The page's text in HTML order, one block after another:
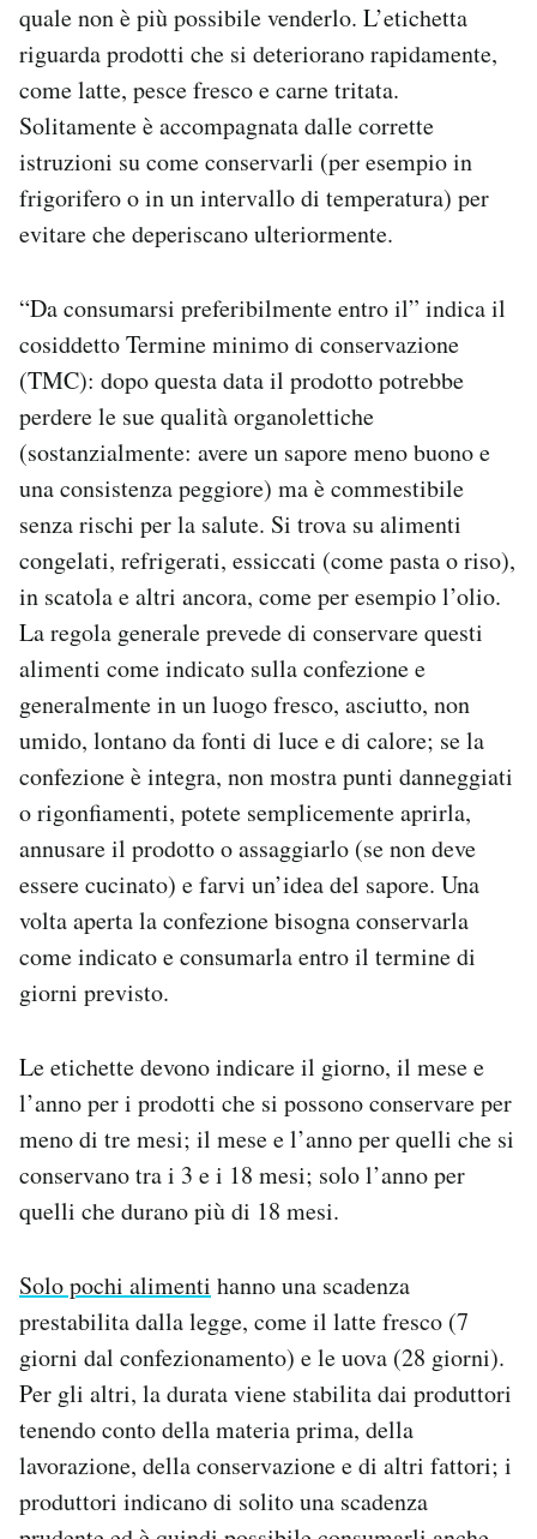
quale non è più possibile venderlo. L’etichetta
riguarda prodotti che si deteriorano rapidamente,
come latte, pesce fresco e carne tritata.
Solitamente è accompagnata dalle corrette
istruzioni su come conservarli (per esempio in
frigorifero o in un intervallo di temperatura) per
evitare che deperiscano ulteriormente.
“Da consumarsi preferibilmente entro il” indica il
cosiddetto Termine minimo di conservazione
(TMC): dopo questa data il prodotto potrebbe
perdere le sue qualità organolettiche
(sostanzialmente: avere un sapore meno buono e
una consistenza peggiore) ma è commestibile
senza rischi per la salute. Si trova su alimenti
congelati, refrigerati, essiccati (come pasta o riso),
in scatola e altri ancora, come per esempio l’olio.
La regola generale prevede di conservare questi
alimenti come indicato sulla confezione e
generalmente in un luogo fresco, asciutto, non
umido, lontano da fonti di luce e di calore; se la
confezione è integra, non mostra punti danneggiati
o rigonfiamenti, potete semplicemente aprirla,
annusare il prodotto o assaggiarlo (se non deve
essere cucinato) e farvi un’idea del sapore. Una
volta aperta la confezione bisogna conservarla
come indicato e consumarla entro il termine di
giorni previsto.
Le etichette devono indicare il giorno, il mese e
l’anno per i prodotti che si possono conservare per
meno di tre mesi; il mese e l’anno per quelli che si
conservano tra i 3 e i 18 mesi; solo l’anno per
quelli che durano più di 18 mesi.
Solo pochi alimenti hanno una scadenza
prestabilita dalla legge, come il latte fresco (7
giorni dal confezionamento) e le uova (28 giorni).
Per gli altri, la durata viene stabilita dai produttori
tenendo conto della materia prima, della
lavorazione, della conservazione e di altri fattori; i
produttori indicano di solito una scadenza